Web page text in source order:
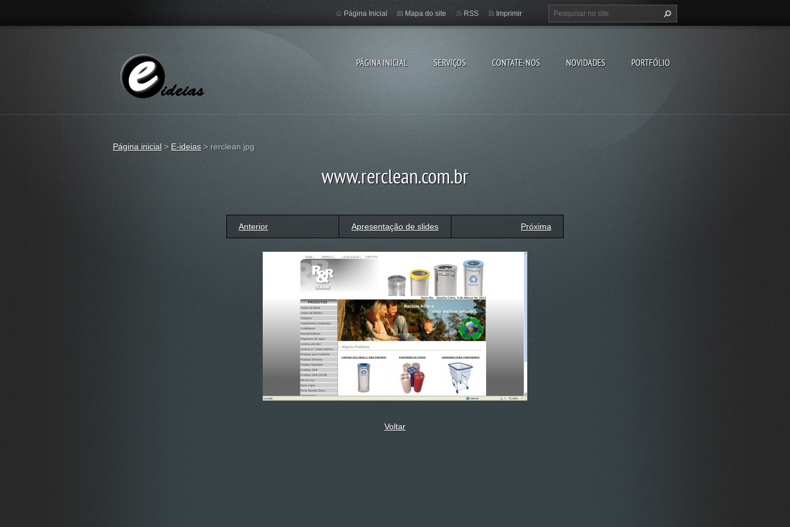
PÁGINA INICIAL SERVIÇOS CONTATE-NOS NOVIDADES PORTFÓLIO
Página Inicial Mapa do site RSS Imprimir
Página inicial > E-ideias > rerclean.jpg
www.rerclean.com.br
Anterior Apresentação de slides Próxima
Voltar